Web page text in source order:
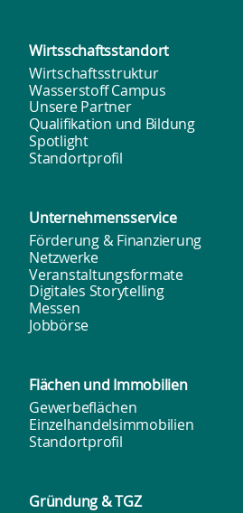
Wirtsschafts­standort
Wirtschaftsstruktur
Wasserstoff Campus
Unsere Partner
Qualifikation und Bildung
Spotlight
Standortprofil
Unternehmens­service
Förderung & Finanzierung
Netzwerke
Veranstaltungsformate
Digitales Storytelling
Messen
Jobbörse
Flächen undImmobilien
Gewerbeflächen
Einzelhandelsimmobilien
Standortprofil
Gründung & TGZ